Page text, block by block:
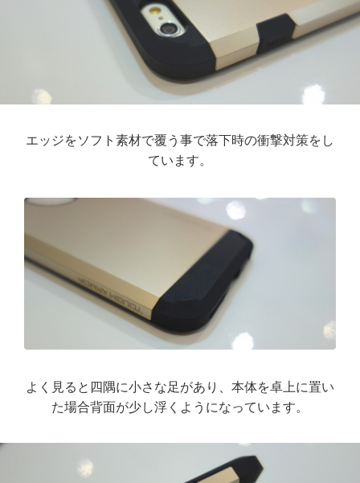
エッジをソフト素材で覆う事で落下時の衝撃対策をし
ています。
よく見ると四隅に小さな足があり、本体を卓上に置い
た場合背面が少し浮くようになっています。